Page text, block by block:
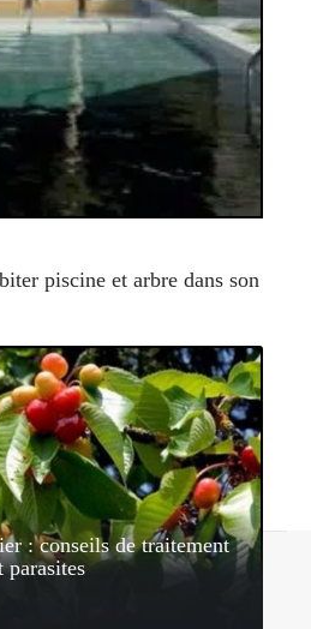
piscine et arbre dans son
: conseils de traitement
parasites
légales Sitemap